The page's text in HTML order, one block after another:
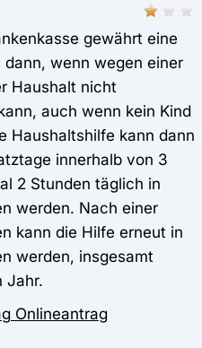
gewährt eine
wenn wegen einer
Haushalt nicht
auch wenn kein Kind
Haushaltshilfe kann dann
innerhalb von 3
2 Stunden täglich in
werden. Nach einer
kann die Hilfe erneut in
werden, insgesamt
Jahr.
Onlineantrag